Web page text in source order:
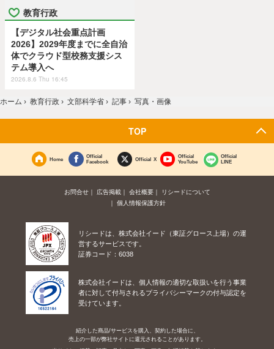
教育行政
【デジタル社会重点計画
2026】2029年度までに全自治
体でクラウド型校務支援シス
テム導入へ
2026.8.6 Thu 16:45
ホーム › 教育行政 › 文部科学省 › 記事 › 写真・画像
TOP
Home
Official
Facebook
Official X
Official
YouTube
Official
LINE
お問合せ 広告掲載 会社概要
リシードについて
個人情報保護方針
リシードは、株式会社イード（東証グロース上場）の運
営するサービスです。
証券コード：6038
株式会社イードは、個人情報の適切な取扱いを行う事業
者に対して付与されるプライバシーマークの付与認定を
受けています。
紹介した商品/サービスを購入、契約した場合に、
売上の一部が弊社サイトに還元されることがあります。